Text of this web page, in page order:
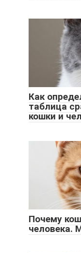
Как
таблица
кошки и
Почему
человека.